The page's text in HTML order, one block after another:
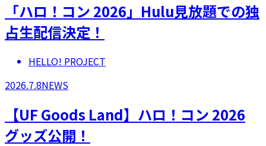
「ハロ！コン 2026」Hulu見放題での独
占生配信決定！
HELLO! PROJECT
2026.7.8NEWS
【UF Goods Land】ハロ！コン 2026
グッズ公開！